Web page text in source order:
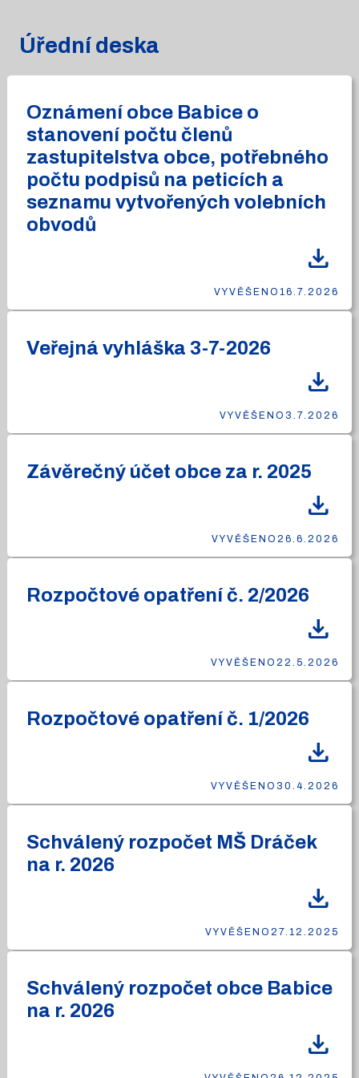
Úřední deska
Oznámení obce Babice o
stanovení počtu členů
zastupitelstva obce, potřebného
počtu podpisů na peticích a
seznamu vytvořených volebních
obvodů
download
VYVĚŠENO 16.7.2026
Veřejná vyhláška 3-7-2026
download
VYVĚŠENO 3.7.2026
Závěrečný účet obce za r. 2025
download
VYVĚŠENO 26.6.2026
Rozpočtové opatření č. 2/2026
download
VYVĚŠENO 22.5.2026
Rozpočtové opatření č. 1/2026
download
VYVĚŠENO 30.4.2026
Schválený rozpočet MŠ Dráček
na r. 2026
download
VYVĚŠENO 27.12.2025
Schválený rozpočet obce Babice
na r. 2026
download